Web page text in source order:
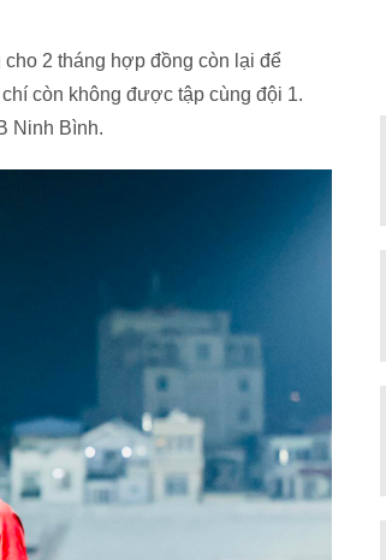
2 tháng hợp đồng còn lại để
còn không được tập cùng đội 1.
Ninh Bình.